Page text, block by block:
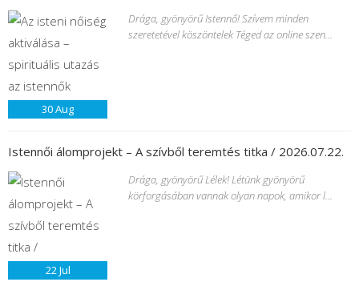
30Aug
Drága, gyönyörű Istennő! Szívem minden
szeretetével köszöntelek Téged az online szen...
Istennői álomprojekt – A szívből teremtés titka / 2026.07.22.
22Jul
Drága, gyönyörű Lélek! Létünk gyönyörű
körforgásában vannak olyan napok, amikor l...